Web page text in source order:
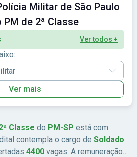
Militar de São Paulo
PM de 2ª Classe
Ver todos +
Ver mais
Classe do PM-SP está com
contempla o cargo de Soldado
4400 vagas. A remuneração